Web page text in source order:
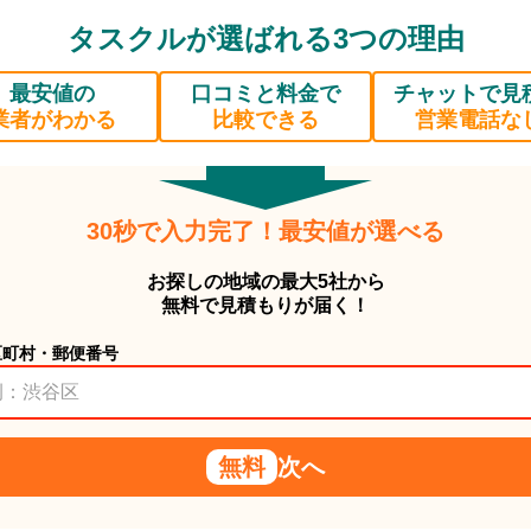
タスクルが選ばれる3つの理由
最安値の
者がわかる
口コミと料金で
比較できる
チャットで見
営業電話な
30秒で入力完了！最安値が選べる
お探しの地域の最大5社から
無料で見積もりが届く！
村・郵便番号
無料 次へ